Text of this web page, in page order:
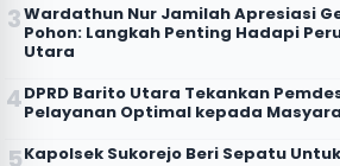
Wardathun Nur Jamilah Apresiasi
Pohon: Langkah Penting Hadapi
Utara
DPRD Barito Utara Tekankan
Pelayanan Optimal kepada
Kapolsek Sukorejo Beri Sepatu